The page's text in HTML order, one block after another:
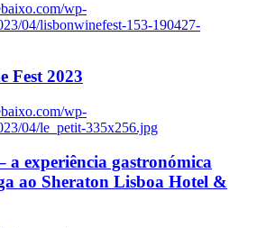
wp-
04/lisbonwinefest-153-190427-
Fest 2023
wp-
04/le_petit-335x256.jpg
a experiência gastronómica
ao Sheraton Lisboa Hotel &